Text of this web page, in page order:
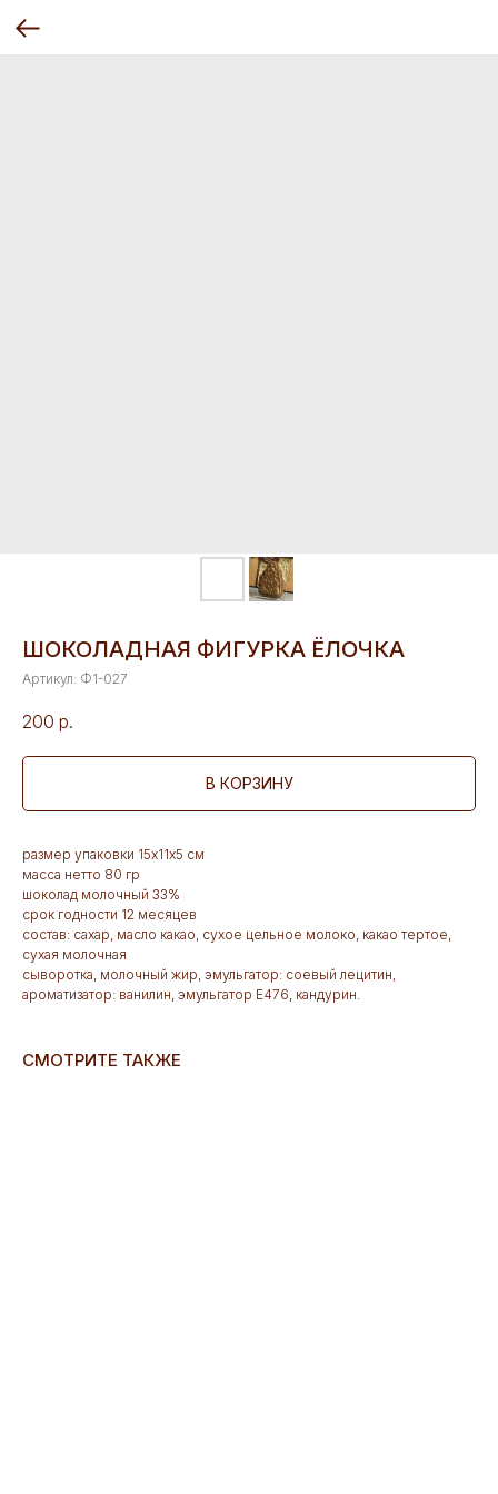
ШОКОЛАДНАЯ ФИГУРКА ЁЛОЧКА
Артикул: Ф1-027
200 р.
В КОРЗИНУ
размер упаковки 15х11х5 см
масса нетто 80 гр
шоколад молочный 33%
срок годности 12 месяцев
состав: сахар, масло какао, сухое цельное молоко, какао тертое,
сухая молочная
сыворотка, молочный жир, эмульгатор: соевый лецитин,
ароматизатор: ванилин, эмульгатор Е476, кандурин.
СМОТРИТЕ ТАКЖЕ